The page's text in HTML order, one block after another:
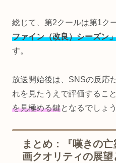
総じて、第2クールは第1ク
ファイン（改良）シーズン
す。
放送開始後は、SNSの反応
れを見たうえで評価すること
を見極める鍵となるでしょう
まとめ：『嘆きの
画クオリティの展望